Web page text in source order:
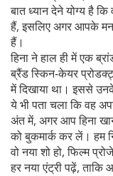
बात ध्यान देने योग्य है
हैं, इसलिए अगर आपके
हैं।
हिना ने हाल ही में एक
ब्रैंड स्किन‑केयर
में दिखाया था। इससे
ये भी पता चला कि वह
अंत में, अगर आप हिना
को बुकमार्क कर लें। हम
वो नया शो हो, फिल्म
हर नया एंट्री पढ़ें,